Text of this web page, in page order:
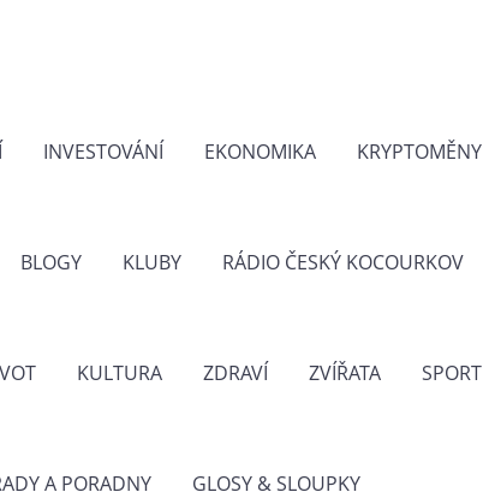
INVESTOVÁNÍ EKONOMIKA KRYPTOMĚNY
BLOGY KLUBY RÁDIO ČESKÝ KOCOURKOV
KULTURA ZDRAVÍ ZVÍŘATA SPORT
A PORADNY GLOSY & SLOUPKY